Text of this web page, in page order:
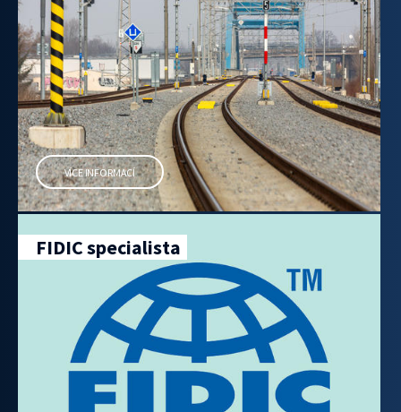
VÍCE INFORMACÍ
FIDIC specialista